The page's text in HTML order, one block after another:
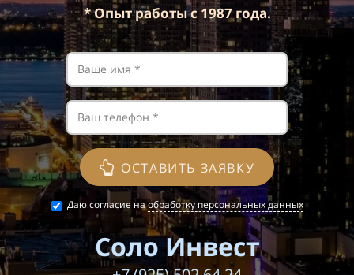
* Опыт работы с 1987 года.
ОСТАВИТЬ ЗАЯВКУ
Даю согласие наобработку персональных данных
Соло Инвест